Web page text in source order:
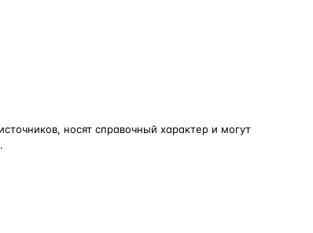
носят справочный характер и могут
.